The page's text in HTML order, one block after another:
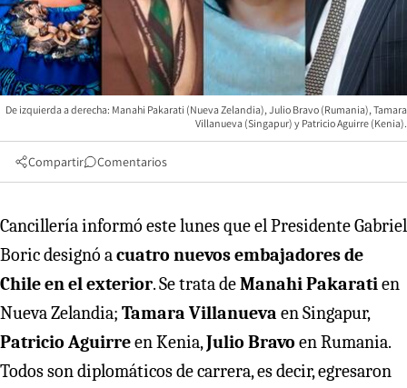
De izquierda a derecha: Manahi Pakarati (Nueva Zelandia), Julio Bravo (Rumania), Tamara
Villanueva (Singapur) y Patricio Aguirre (Kenia).
Compartir Comentarios
Cancillería informó este lunes que el Presidente Gabriel
Boric designó acuatro nuevos embajadores de
Chile en el exterior. Se trata deManahi Pakaratien
Nueva Zelandia; Tamara Villanueva en Singapur,
Patricio Aguirreen Kenia,Julio Bravo en Rumania.
Todos son diplomáticos de carrera, es decir, egresaron